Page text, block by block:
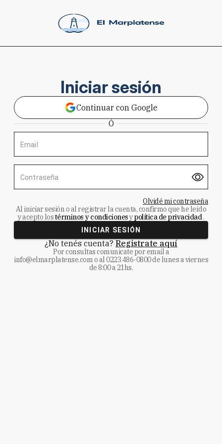
Iniciar sesión
Continuar con Google
Ó
Email
Contraseña
Olvidé mi contraseña
Al iniciar sesión o al registrar la cuenta, confirmo que he leído
y acepto lostérminos y condicionesypolítica de privacidad.
INICIAR SESIÓN
¿No tenés cuenta? Registrate aquí
Por consultas comunicate por email a
info@elmarplatense.como al0223 486-0800de lunes a viernes
de 8:00 a 21hs.